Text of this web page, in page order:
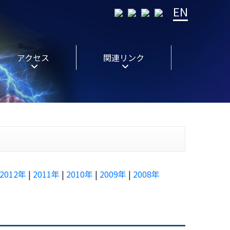
EN
アクセス 関連リンク
2012年 | 2011年 | 2010年 | 2009年 | 2008年